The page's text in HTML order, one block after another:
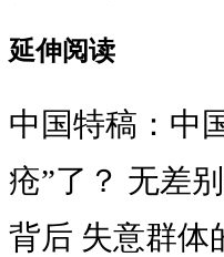
延伸阅读
中国特稿：中
疮”了？ 无差
背后 失意群体